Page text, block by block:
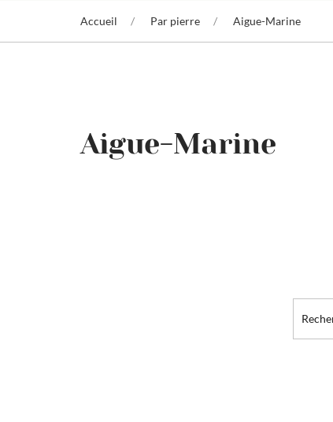
Accueil Par pierre Aigue-Marine
Aigue-Marine